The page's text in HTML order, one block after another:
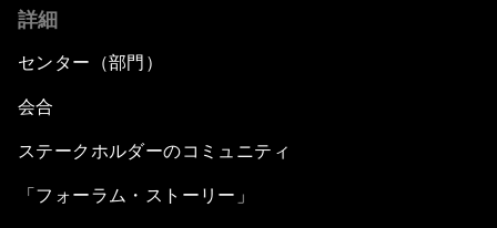
詳細
センター（部門）
会合
ステークホルダーのコミュニティ
「フォーラム・ストーリー」